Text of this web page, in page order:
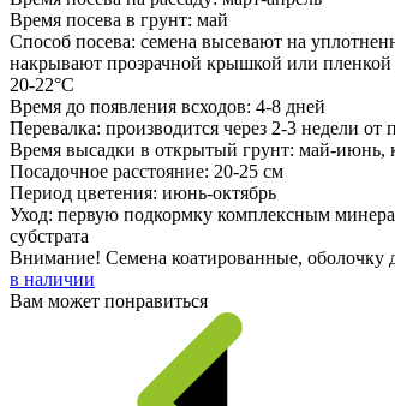
Время посева в грунт: май
Способ посева: семена высевают на
накрывают прозрачной крышкой или пленкой
20-22°С
Время до появления всходов: 4-8 дней
Перевалка: производится через 2-3 недели
Время высадки в открытый грунт: май-июнь,
Посадочное расстояние: 20-25 см
Период цветения: июнь-октябрь
Уход: первую подкормку комплексным
субстрата
Внимание! Семена коатированные, оболочку
в наличии
Вам может понравиться